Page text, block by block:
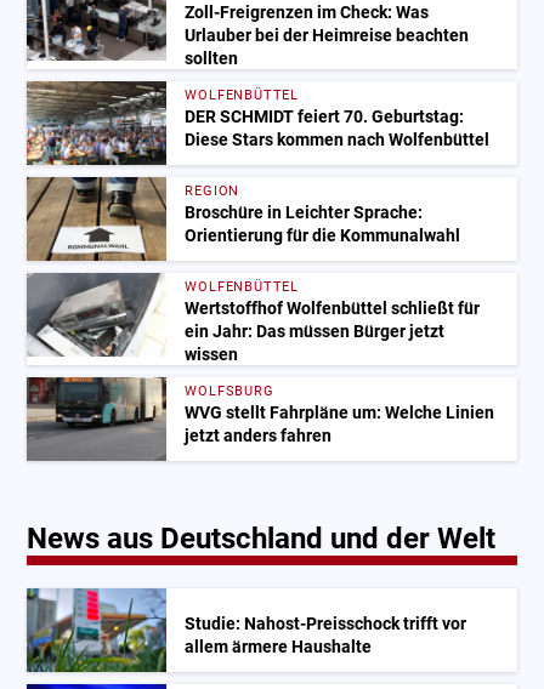
Zoll-Freigrenzen im Check: Was
Urlauber bei der Heimreise beachten
sollten
WOLFENBÜTTEL
DER SCHMIDT feiert 70. Geburtstag:
Diese Stars kommen nach Wolfenbüttel
REGION
Broschüre in Leichter Sprache:
Orientierung für die Kommunalwahl
WOLFENBÜTTEL
Wertstoffhof Wolfenbüttel schließt für
ein Jahr: Das müssen Bürger jetzt
wissen
WOLFSBURG
WVG stellt Fahrpläne um: Welche Linien
jetzt anders fahren
News aus Deutschland und der Welt
Studie: Nahost-Preisschock trifft vor
allem ärmere Haushalte